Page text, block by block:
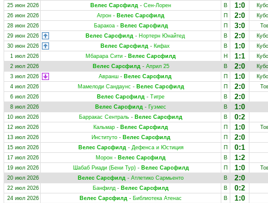
25 июн 2026
Велес Сарсфилд - Сен-Лорен В 1:0
26 июн 2026
Агрон - Велес Сарсфилд П 2:0
28 июн 2026
Баракоа- Велес Сарсфилд П 3:0
29 июн 2026
Велес Сарсфилд- Нортерн Юнайтед В 2:0
30 июн 2026
Велес Сарсфилд- Кифах В 1:0
1 июл 2026
Мбарара Сити - Велес Сарсфилд Н 1:1
2 июл 2026
Велес Сарсфилд- Април 25 В 2:0
3 июл 2026
Авранш- Велес Сарсфилд П 1:0
4 июл 2026
Мамелоди Сандаунс - Велес Сарсфилд П 2:0
6 июл 2026
Велес Сарсфилд - Тигре В 2:0
8 июл 2026 Велес Сарсфилд - Гуэмес В 1:0
10 июл 2026 Барракас Сентраль - Велес Сарсфилд В 0:2
12 июл 2026 Кальмар - Велес Сарсфилд П 1:0
13 июл 2026
Институто- Велес Сарсфилд П 2:0
15 июл 2026 Велес Сарсфилд- Дефенса и Юстиция П 0:1
17 июл 2026 Морон - Велес Сарсфилд В 1:2
19 июл 2026 Шабаб Риади (Бени Тур)- Велес Сарсфилд П 1:0
20 июл 2026
Велес Сарсфилд - Атлетико Сармьенто В 2:0
22 июл 2026 Банфилд - Велес Сарсфилд В 0:2
24 июл 2026 Велес Сарсфилд - Библиотека Атенас В 1:0